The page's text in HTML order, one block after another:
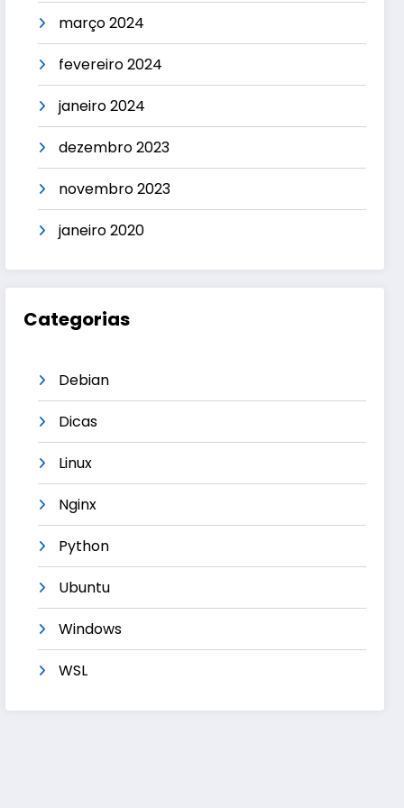
março 2024
fevereiro 2024
janeiro 2024
dezembro 2023
novembro 2023
janeiro 2020
Categorias
Debian
Dicas
Linux
Nginx
Python
Ubuntu
Windows
WSL